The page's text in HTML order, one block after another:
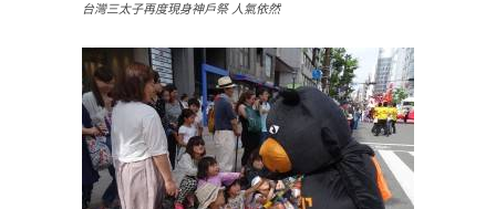
台灣三太子再度現身神戶祭 人氣依然